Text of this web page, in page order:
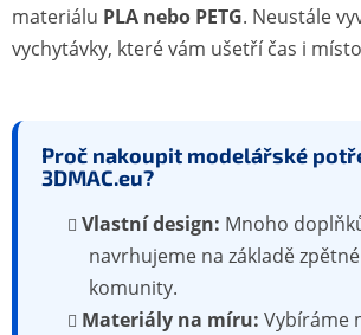
materiálu PLA nebo PETG. Neustále
vychytávky, které vám ušetří čas i
Proč nakoupit modelářské
3DMAC.eu?
Vlastní design: Mnoho
navrhujeme na základě
komunity.
Materiály na míru: Vybíráme